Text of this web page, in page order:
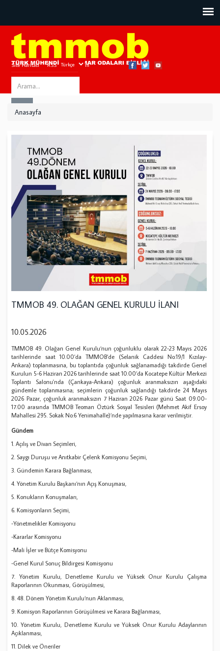
Site Haritası RSS Bize Ulaşın
Search
this
Anasayfa
TMMOB 49. OLAĞAN GENEL KURULU İLANI
10.05.2026
TMMOB 49. Olağan Genel Kurulu‘nun çoğunluklu olarak 22-23 Mayıs 2026
tarihlerinde saat 10.00’da TMMOB’de (Selanik Caddesi No:19/1 Kızılay-
Ankara) toplanmasına, bu toplantıda çoğunluk sağlanamadığı takdirde Genel
Kurulun 5-6 Haziran 2026 tarihlerinde saat 10.00’da Kocatepe Kültür Merkezi
Toplantı Salonu'nda (Çankaya-Ankara) çoğunluk aranmaksızın aşağıdaki
gündemle toplanmasına; seçimlerin çoğunluk sağlandığı takdirde 24 Mayıs
2026 Pazar, çoğunluk aranmaksızın 7 Haziran 2026 Pazar günü Saat 09.00-
17.00 arasında TMMOB Teoman Öztürk Sosyal Tesisleri (Mehmet Akif Ersoy
Mahallesi 295. Sokak No:6 Yenimahalle)’nde yapılmasına karar verilmiştir.
Gündem
1. Açılış ve Divan Seçimleri,
2. Saygı Duruşu ve Anıtkabir Çelenk Komisyonu Seçimi,
3. Gündemin Karara Bağlanması,
4. Yönetim Kurulu Başkanı‘nın Açış Konuşması,
5. Konukların Konuşmaları,
6. Komisyonların Seçimi,
-Yönetmelikler Komisyonu
-Kararlar Komisyonu
-Mali İşler ve Bütçe Komisyonu
-Genel Kurul Sonuç Bildirgesi Komisyonu
7. Yönetim Kurulu, Denetleme Kurulu ve Yüksek Onur Kurulu Çalışma
Raporlarının Okunması, Görüşülmesi,
8. 48. Dönem Yönetim Kurulu‘nun Aklanması,
9. Komisyon Raporlarının Görüşülmesi ve Karara Bağlanması,
10. Yönetim Kurulu, Denetleme Kurulu ve Yüksek Onur Kurulu Adaylarının
Açıklanması,
11. Dilek ve Öneriler